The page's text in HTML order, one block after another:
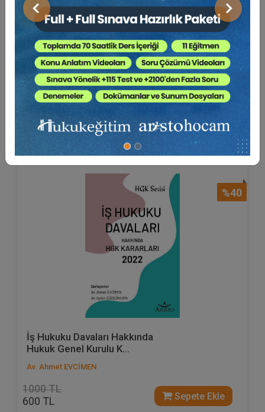
Önceki Sonraki
Sözleşmeler Hukuku Hakkında
Hukuk Genel Kurulu K...
Prof. Dr. Şebnem AKİPEK ÖCAL
1000 TL
600 TL Sepete Ekle
%40
İş Hukuku Davaları Hakkında
Hukuk Genel Kurulu K...
Av. Ahmet EVCİMEN
1000 TL
600 TL Sepete Ekle